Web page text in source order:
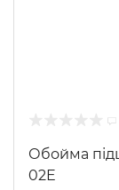
Обойма
02E